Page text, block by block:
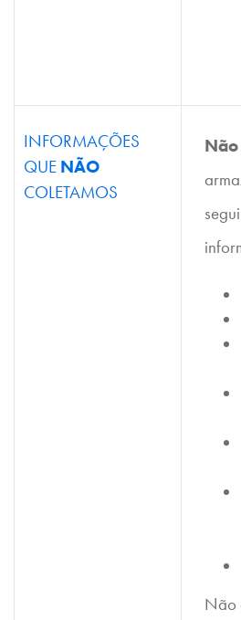
INFORMAÇÕES
QUE NÃO
COLETAMOS
Não
Não